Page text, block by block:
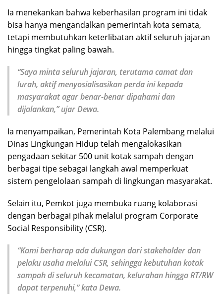
Ia menekankan bahwa keberhasilan program ini tidak
bisa hanya mengandalkan pemerintah kota semata,
tetapi membutuhkan keterlibatan aktif seluruh jajaran
hingga tingkat paling bawah.
“Saya minta seluruh jajaran, terutama camat dan
lurah, aktif menyosialisasikan perda ini kepada
masyarakat agar benar-benar dipahami dan
dijalankan,” ujar Dewa.
Ia menyampaikan, Pemerintah Kota Palembang melalui
Dinas Lingkungan Hidup telah mengalokasikan
pengadaan sekitar 500 unit kotak sampah dengan
berbagai tipe sebagai langkah awal memperkuat
sistem pengelolaan sampah di lingkungan masyarakat.
Selain itu, Pemkot juga membuka ruang kolaborasi
dengan berbagai pihak melalui program Corporate
Social Responsibility (CSR).
“Kami berharap ada dukungan dari stakeholder dan
pelaku usaha melalui CSR, sehingga kebutuhan kotak
sampah di seluruh kecamatan, kelurahan hingga RT/RW
dapat terpenuhi,” kata Dewa.